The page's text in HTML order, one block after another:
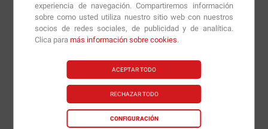
experiencia de navegación. Compartiremos información
sobre como usted utiliza nuestro sitio web con nuestros
socios de redes sociales, de publicidad y de analítica.
Clica paramás información sobre cookies.
ACEPTAR TODO
RECHAZAR TODO
CONFIGURACIÓN
Nuevas versiones y
recomendaciones de
nuestros nutricionistas.